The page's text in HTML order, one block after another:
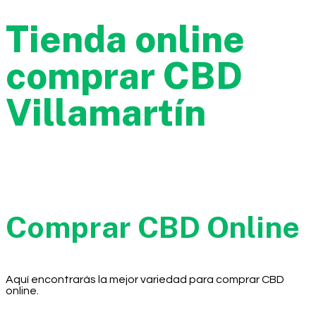
Tienda online
comprar CBD
Villamartín
Comprar CBD Online
Aquí encontrarás la mejor variedad para comprar CBD
online.